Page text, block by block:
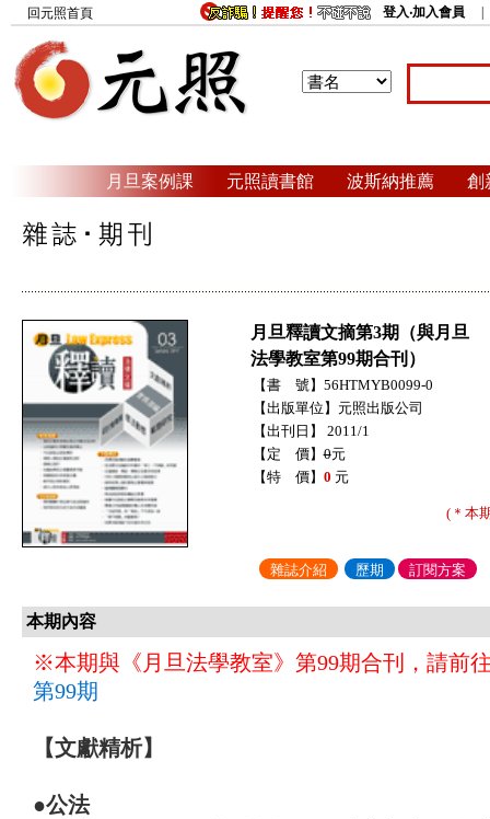
回元照首頁 登入‧加入會員
月旦案例課 元照讀書館 波斯納推薦 創
月旦釋讀文摘第3期（與月旦
法學教室第99期合刊）
【書 號】56HTMYB0099-0
【出版單位】元照出版公司
【出刊日】 2011/1
【定 價】0元
【特 價】 0 元
(＊本
雜誌介紹 歷期 訂閱方案
本期內容
※本期與《月旦法學教室》第99期合刊，請前
第99期
【文獻精析】
●公法